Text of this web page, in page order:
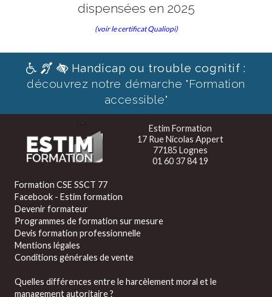
dispensées en 2025
(voir le certificat Qualiopi)
Handicap ou trouble cognitif :
découvrez notre démarche "Formation
accessible"
Estim Formation
17 Rue Nicolas Appert
77185 Lognes
01 60 37 84 19
Formation CSE SSCT 77
Facebook - Estim formation
Devenir formateur
Programmes de formation sur mesure
Devis formation professionnelle
Mentions légales
Conditions générales de vente
Quelles différences entre le harcèlement moral et le
management autoritaire ?